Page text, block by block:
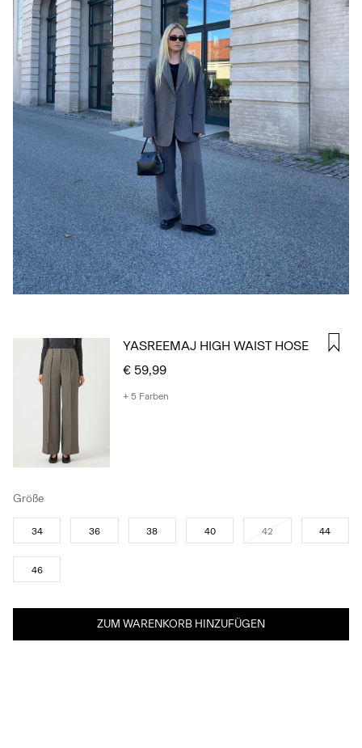
High Summer
ANMELDEN
HAST
FRAGEN?
UNS
DEUTSCHLAND
/
DEUTSCH
YASREEMAJ HIGH WAIST HOSE
€ 59,99
+ 5 Farben
Größe
34 36 38 40 42 44
46
ZUM WARENKORB HINZUFÜGEN